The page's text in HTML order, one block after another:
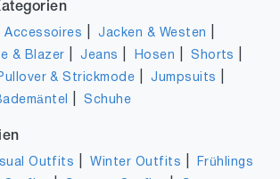
Accessoires |Jacken & Westen
& Blazer |Jeans Hosen |Shorts
& Strickmode |Jumpsuits
|Schuhe
Outfits |Winter Outfits
Frühlings